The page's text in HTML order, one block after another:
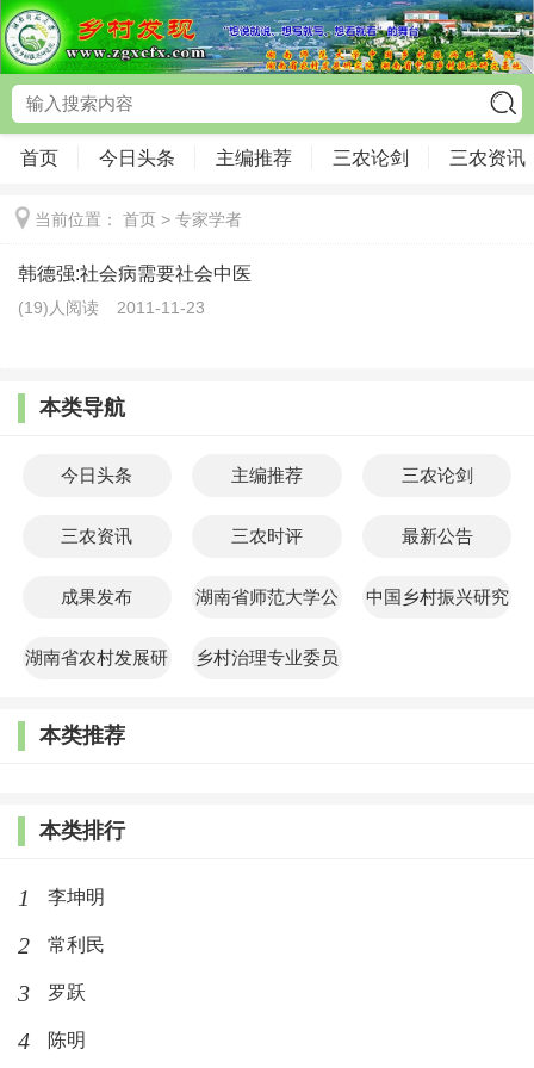
首页 今日头条 主编推荐 三农论剑 三农资讯
当前位置： 首页 > 专家学者
韩德强:社会病需要社会中医
(19)人阅读 2011-11-23
本类导航
今日头条 主编推荐 三农论剑
三农资讯 三农时评 最新公告
成果发布 湖南省师范大学公 中国乡村振兴研究
湖南省农村发展研
乡村治理专业委员
本类推荐
本类排行
1 李坤明
2 常利民
3 罗跃
4 陈明